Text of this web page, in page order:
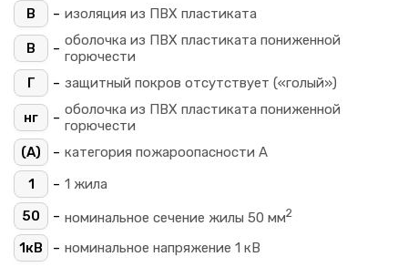
В
- изоляция из ПВХ пластиката
В - оболочка из ПВХ пластиката пониженной
горючести
Г
- защитный покров отсутствует («голый»)
нг - оболочка из ПВХ пластиката пониженной
горючести
(A)
- категория пожароопасности A
1
- 1 жила
50
- номинальное сечение жилы 50 мм2
1кВ - номинальное напряжение 1 кВ